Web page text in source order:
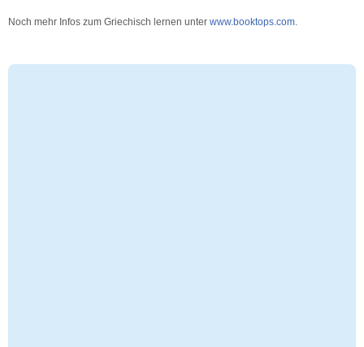
Noch mehr Infos zum Griechisch lernen unter www.booktops.com.